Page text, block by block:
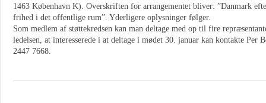
1463 København K). Overskriften for arrangementet bliver: ”Danmark
frihed i det offentlige rum”. Yderligere oplysninger følger.
Som medlem af støttekredsen kan man deltage med op til fire
ledelsen, at interesserede i at deltage i mødet 30. januar kan kontakte Per
2447 7668.